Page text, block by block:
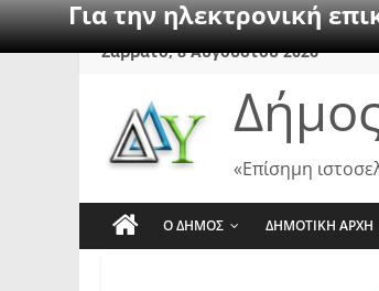
Για την ηλεκτρονική
SkipΣάββατο, 8 Αυγούστου 2026
«Επίσημη
Ο ΔΗΜΟΣ ΔΗΜΟΤΙΚΗ ΑΡΧΗ